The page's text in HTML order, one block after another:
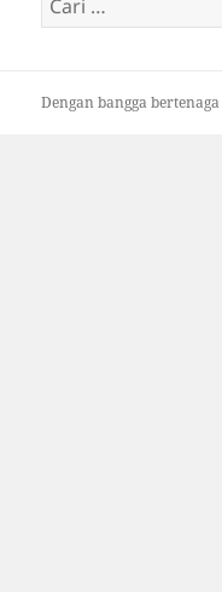
untuk:
Dengan bangga